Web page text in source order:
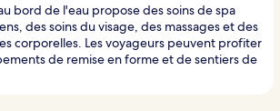
bord de l'eau propose des soins de spa
des soins du visage, des massages et des
corporelles. Les voyageurs peuvent profiter
de remise en forme et de sentiers de